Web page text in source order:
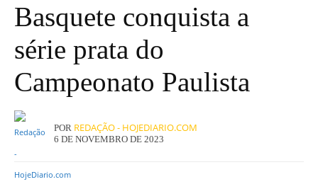
Basquete conquista a
série prata do
Campeonato Paulista
POR REDAÇÃO - HOJEDIARIO.COM
6 DE NOVEMBRO DE 2023